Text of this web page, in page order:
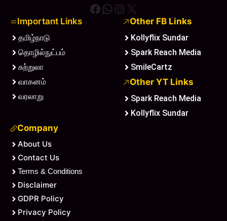
Facebook
WhatsApp
Instagram
X
Important Links
தமிழ்நாடு
தொழில்நுட்பம்
சுற்றுலா
வாகனம்
வரலாறு
Other FB Links
Kollyflix Sundar
Spark Reach Media
SmileCartz
Other YT Links
Spark Reach Media
Kollyflix Sundar
Company
About Us
Contact Us
Terms & Conditions
Disclaimer
GDPR Policy
Privacy Policy